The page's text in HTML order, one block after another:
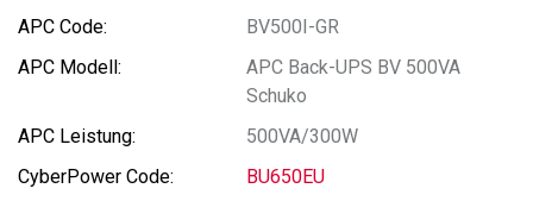
BV500I-GR
APC Back-UPS BV 500VA
Schuko
500VA/300W
BU650EU